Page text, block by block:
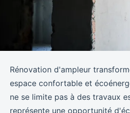
Rénovation d'ampleur
espace confortable et
ne se limite pas à des travaux
représente une opportunité